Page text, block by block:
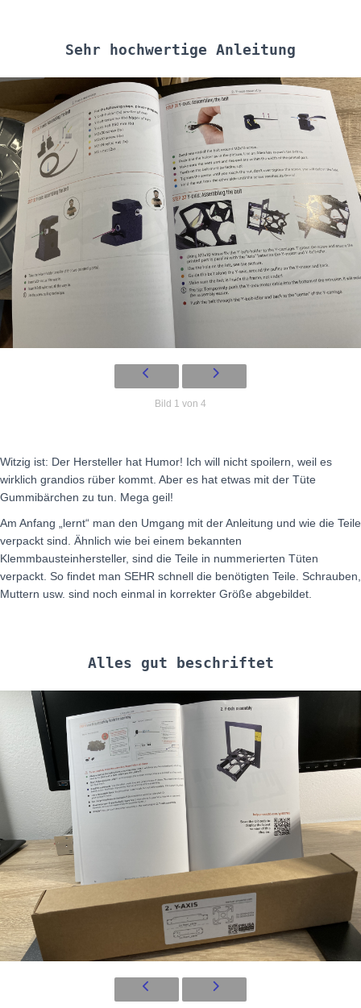
Sehr hochwertige Anleitung
Bild 1 von 4
Witzig ist: Der Hersteller hat Humor! Ich will nicht spoilern, weil es
wirklich grandios rüber kommt. Aber es hat etwas mit der Tüte
Gummibärchen zu tun. Mega geil!
Am Anfang „lernt“ man den Umgang mit der Anleitung und wie die Teile
verpackt sind. Ähnlich wie bei einem bekannten
Klemmbausteinhersteller, sind die Teile in nummerierten Tüten
verpackt. So findet man SEHR schnell die benötigten Teile. Schrauben,
Muttern usw. sind noch einmal in korrekter Größe abgebildet.
Alles gut beschriftet